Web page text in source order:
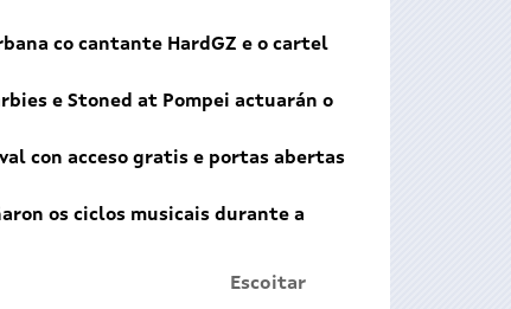
co cantante HardGZ e o cartel
e Stoned at Pompei actuarán o
con acceso gratis e portas abertas
os ciclos musicais durante a
Escoitar